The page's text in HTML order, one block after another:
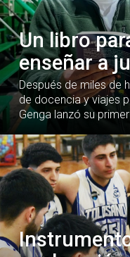
Un libro
enseñar a
Después de miles de
de docencia y viajes
Genga lanzó su